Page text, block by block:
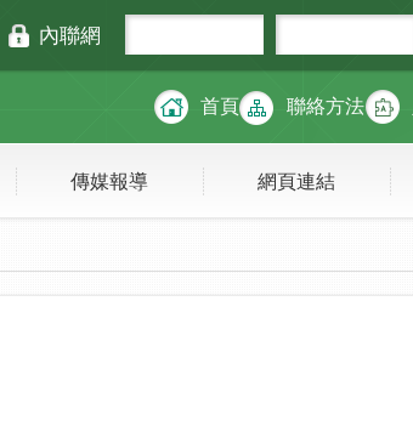
內聯網
首頁 聯絡方法
傳媒報導 網頁連結